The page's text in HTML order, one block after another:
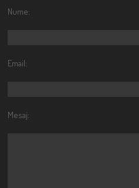
Nume:
Email:
Mesaj: